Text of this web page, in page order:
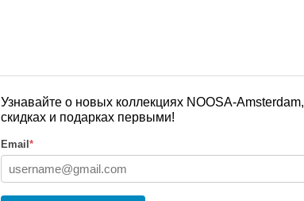
Узнавайте о новых коллекциях NOOSA-Amsterdam,
скидках и подарках первыми!
Email *